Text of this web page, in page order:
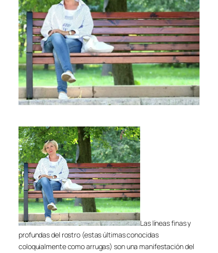
Las líneas finas y
profundas del rostro (estas últimas conocidas
coloquialmente como arrugas) son una manifestación del